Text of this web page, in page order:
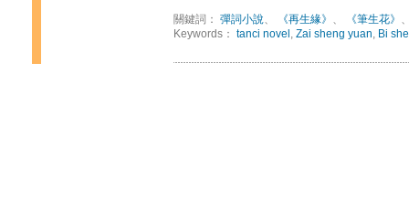
關鍵詞： 彈詞小說、 《再生緣》 、 《筆生花》
Keywords： tanci novel , Zai sheng yuan, Bi